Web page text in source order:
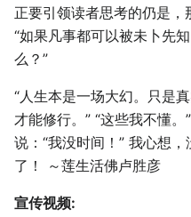
正要引领读者思考的仍是，
“如果凡事都可以被未卜先
么？”
“人生本是一场大幻。只是
才能修行。” “这些我不懂
说：“我没时间！” 我心想
了！ ～莲生活佛卢胜彦
宣传视频: